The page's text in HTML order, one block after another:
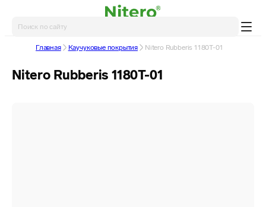
Главная Каучуковые покрытия Nitero Rubberis 1180T-01
Nitero Rubberis 1180T-01